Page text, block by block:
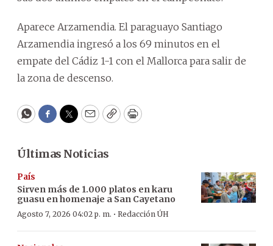
Aparece Arzamendia. El paraguayo Santiago
Arzamendia ingresó a los 69 minutos en el
empate del Cádiz 1-1 con el Mallorca para salir de
la zona de descenso.
WhatsApp
Facebook
Twitter
EmailCopyPrint
Últimas Noticias
País
Sirven más de 1.000 platos en karu
guasu en homenaje a San Cayetano
Agosto 7, 2026 04:02 p. m. · Redacción ÚH